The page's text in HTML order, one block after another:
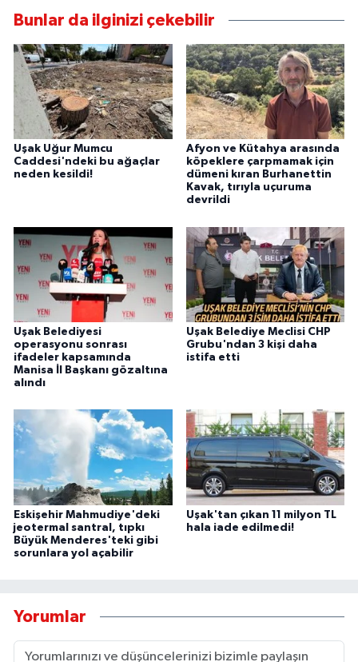
Bunlar da ilginizi çekebilir
Uşak Uğur Mumcu
Caddesi'ndeki bu ağaçlar
neden kesildi!
Afyon ve Kütahya arasında
köpeklere çarpmamak için
dümeni kıran Burhanettin
Kavak, tırıyla uçuruma
devrildi
Uşak Belediyesi
operasyonu sonrası
ifadeler kapsamında
Manisa İl Başkanı gözaltına
alındı
Uşak Belediye Meclisi CHP
Grubu'ndan 3 kişi daha
istifa etti
Eskişehir Mahmudiye'deki
jeotermal santral, tıpkı
Büyük Menderes'teki gibi
sorunlara yol açabilir
Uşak'tan çıkan 11 milyon TL
hala iade edilmedi!
Yorumlar